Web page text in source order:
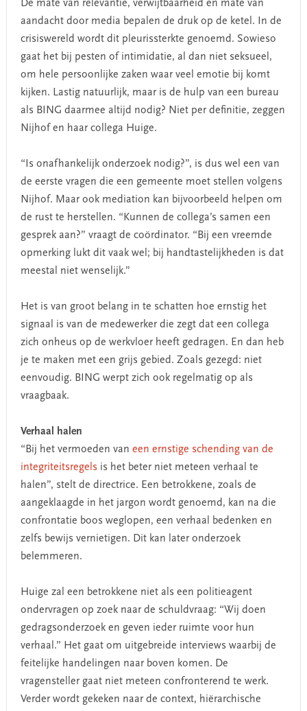
De mate van relevantie, verwijtbaarheid en mate van
aandacht door media bepalen de druk op de ketel. In de
crisiswereld wordt dit pleurissterkte genoemd. Sowieso
gaat het bij pesten of intimidatie, al dan niet seksueel,
om hele persoonlijke zaken waar veel emotie bij komt
kijken. Lastig natuurlijk, maar is de hulp van een bureau
als BING daarmee altijd nodig? Niet per definitie, zeggen
Nijhof en haar collega Huige.
“Is onafhankelijk onderzoek nodig?”, is dus wel een van
de eerste vragen die een gemeente moet stellen volgens
Nijhof. Maar ook mediation kan bijvoorbeeld helpen om
de rust te herstellen. “Kunnen de collega’s samen een
gesprek aan?” vraagt de coördinator. “Bij een vreemde
opmerking lukt dit vaak wel; bij handtastelijkheden is dat
meestal niet wenselijk.”
Het is van groot belang in te schatten hoe ernstig het
signaal is van de medewerker die zegt dat een collega
zich onheus op de werkvloer heeft gedragen. En dan heb
je te maken met een grijs gebied. Zoals gezegd: niet
eenvoudig. BING werpt zich ook regelmatig op als
vraagbaak.
Verhaal halen
“Bij het vermoeden van een ernstige schending van de
integriteitsregels is het beter niet meteen verhaal te
halen”, stelt de directrice. Een betrokkene, zoals de
aangeklaagde in het jargon wordt genoemd, kan na die
confrontatie boos weglopen, een verhaal bedenken en
zelfs bewijs vernietigen. Dit kan later onderzoek
belemmeren.
Huige zal een betrokkene niet als een politieagent
ondervragen op zoek naar de schuldvraag: “Wij doen
gedragsonderzoek en geven ieder ruimte voor hun
verhaal.” Het gaat om uitgebreide interviews waarbij de
feitelijke handelingen naar boven komen. De
vragensteller gaat niet meteen confronterend te werk.
Verder wordt gekeken naar de context, hiërarchische